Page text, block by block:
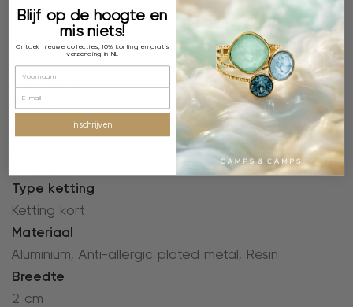
Specificaties
Ivory Cream
Plating
18k verguld
Type ketting
Ketting kort
Materiaal
Aluminium, Anti-allergic plated metal, Resin
Breedte
2 cm
Blijf op de hoogte en
mis niets!
Ontdek nieuwe collecties, 10% korting en gratis
verzending in NL
inschrijven